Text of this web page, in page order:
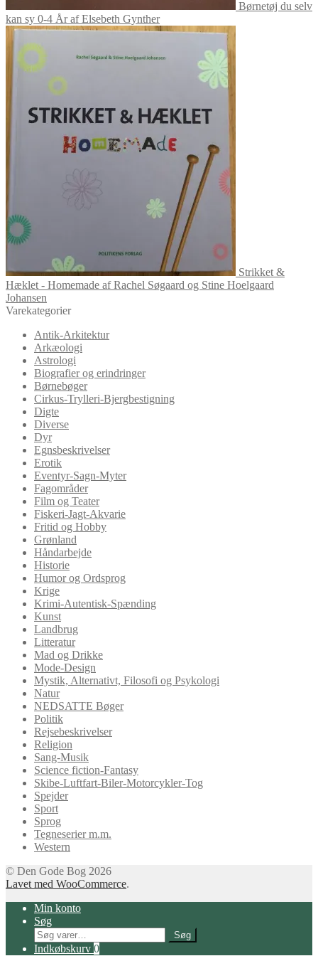
Børnetøj du selv
kan sy 0-4 År af Elsebeth Gynther
Strikket &
Hæklet - Homemade af Rachel Søgaard og Stine Hoelgaard
Johansen
Varekategorier
Antik-Arkitektur
Arkæologi
Astrologi
Biografier og erindringer
Børnebøger
Cirkus-Trylleri-Bjergbestigning
Digte
Diverse
Dyr
Egnsbeskrivelser
Erotik
Eventyr-Sagn-Myter
Fagområder
Film og Teater
Fiskeri-Jagt-Akvarie
Fritid og Hobby
Grønland
Håndarbejde
Historie
Humor og Ordsprog
Krige
Krimi-Autentisk-Spænding
Kunst
Landbrug
Litteratur
Mad og Drikke
Mode-Design
Mystik, Alternativt, Filosofi og Psykologi
Natur
NEDSATTE Bøger
Politik
Rejsebeskrivelser
Religion
Sang-Musik
Science fiction-Fantasy
Skibe-Luftfart-Biler-Motorcykler-Tog
Spejder
Sport
Sprog
Tegneserier m.m.
Western
© Den Gode Bog 2026
Lavet med WooCommerce.
Min konto
Søg
Søg
efter:
Søg
Indkøbskurv 0